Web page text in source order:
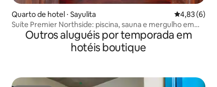
Quarto de hotel ⋅ Sayulita 4,83 de uma
4,83 (6)
Suíte Premier Northside: piscina, sauna e mergulho em
água fria
Outros aluguéis por temporada em
hotéis boutique